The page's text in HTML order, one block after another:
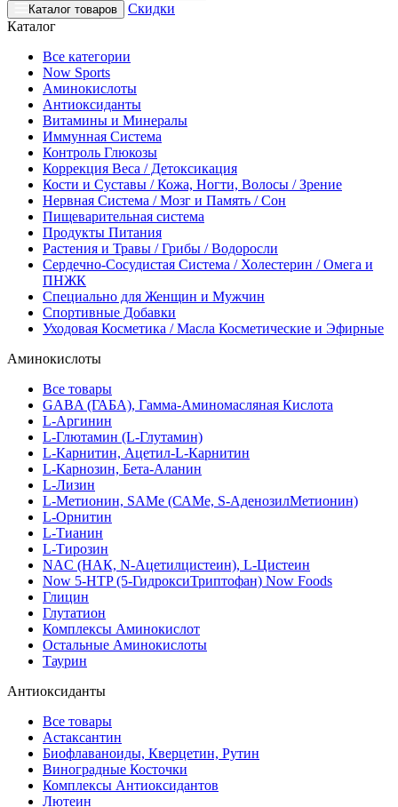
Каталог товаров
Скидки
Каталог
Все категории
Now Sports
Аминокислоты
Антиоксиданты
Витамины и Минералы
Иммунная Система
Контроль Глюкозы
Коррекция Веса / Детоксикация
Кости и Суставы / Кожа, Ногти, Волосы / Зрение
Нервная Система / Мозг и Память / Сон
Пищеварительная система
Продукты Питания
Растения и Травы / Грибы / Водоросли
Сердечно-Сосудистая Система / Холестерин / Омега и
ПНЖК
Специально для Женщин и Мужчин
Спортивные Добавки
Уходовая Косметика / Масла Косметические и Эфирные
Аминокислоты
Все товары
GABA (ГАБА), Гамма-Аминомасляная Кислота
L-Аргинин
L-Глютамин (L-Глутамин)
L-Карнитин, Ацетил-L-Карнитин
L-Карнозин, Бета-Аланин
L-Лизин
L-Метионин, SAMe (САМе, S-АденозилМетионин)
L-Орнитин
L-Тианин
L-Тирозин
NAC (НАК, N-Ацетилцистеин), L-Цистеин
Now 5-HTP (5-ГидроксиТриптофан) Now Foods
Глицин
Глутатион
Комплексы Аминокислот
Остальные Аминокислоты
Таурин
Антиоксиданты
Все товары
Астаксантин
Биофлаваноиды, Кверцетин, Рутин
Виноградные Косточки
Комплексы Антиоксидантов
Лютеин